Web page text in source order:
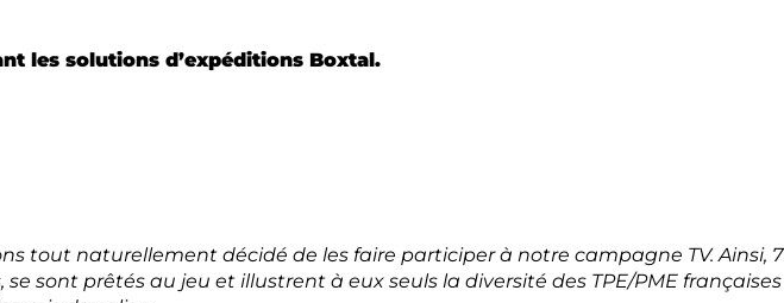
les solutions d’expéditions Boxtal.
tout naturellement décidé de les faire participer à notre campagne TV. Ainsi, 7
sont prêtés au jeu et illustrent à eux seuls la diversité des TPE/PME françaises